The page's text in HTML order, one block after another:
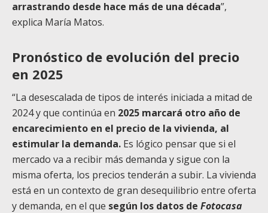
arrastrando desde hace más de una década”,
explica María Matos.
Pronóstico de evolución del precio
en 2025
“La desescalada de tipos de interés iniciada a mitad de
2024 y que continúa en 2025 marcará otro año de
encarecimiento en el precio de la vivienda, al
estimular la demanda. Es lógico pensar que si el
mercado va a recibir más demanda y sigue con la
misma oferta, los precios tenderán a subir. La vivienda
está en un contexto de gran desequilibrio entre oferta
y demanda, en el que según los datos de Fotocasa